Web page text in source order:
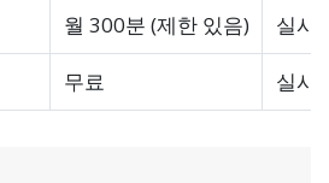
월 300분 (제한 있음) 실시
무료 실시